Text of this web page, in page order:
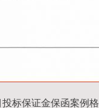
标保证金保函案例